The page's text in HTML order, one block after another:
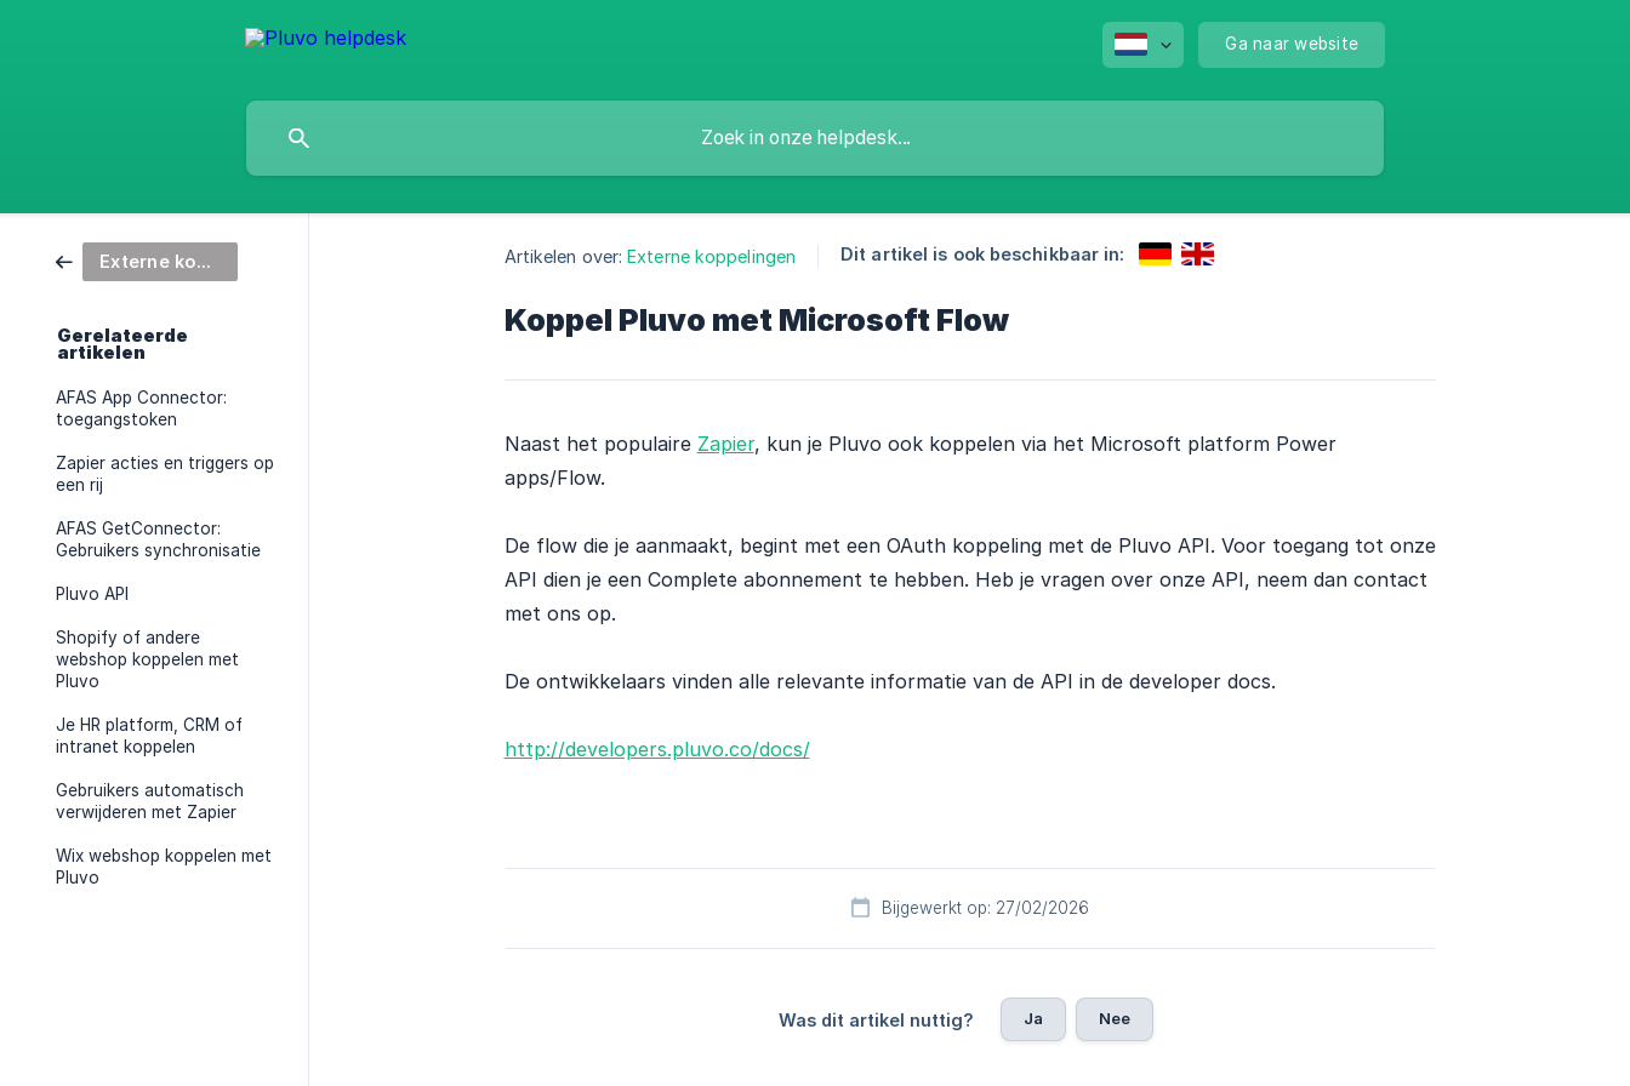
Ga naar website
Externe koppelingen
Gerelateerde
artikelen
AFAS App Connector:
toegangstoken
Zapier acties en triggers op
een rij
AFAS GetConnector:
Gebruikers synchronisatie
Pluvo API
Shopify of andere
webshop koppelen met
Pluvo
Je HR platform, CRM of
intranet koppelen
Gebruikers automatisch
verwijderen met Zapier
Wix webshop koppelen met
Pluvo
Artikelen over: Externe koppelingen Dit artikel is ook beschikbaar in:
Koppel Pluvo met Microsoft Flow
Naast het populaire Zapier, kun je Pluvo ook koppelen via het Microsoft platform Power
apps/Flow.
De flow die je aanmaakt, begint met een OAuth koppeling met de Pluvo API. Voor toegang tot onze
API dien je een Complete abonnement te hebben. Heb je vragen over onze API, neem dan contact
met ons op.
De ontwikkelaars vinden alle relevante informatie van de API in de developer docs.
http://developers.pluvo.co/docs/
Bijgewerkt op: 27/02/2026
Was dit artikel nuttig? Ja Nee